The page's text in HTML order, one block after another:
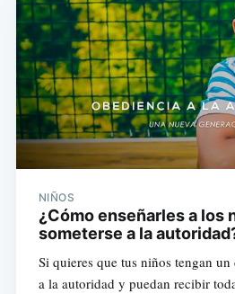
NIÑOS
¿Cómo enseñarles a los
someterse a la
Si quieres que tus niños tengan
a la autoridad y puedan recibir